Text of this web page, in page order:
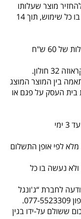
מוצר שעלותו
מעל 50 ש"ח, באריזתו המקורית ולא נעשה בו כל שימוש, תוך 14
ניתן להחזיר את המוצר באמצעות שליח בעלות של 60 ש"ח
בין המוצר המוצג
העסק על פגם או
לפי אופן התשלום
ולא נעשה בו כל
יעשה תוך 14 יום בהודעה לחברת “ג'ונגל
ששולם על-ידו בגין